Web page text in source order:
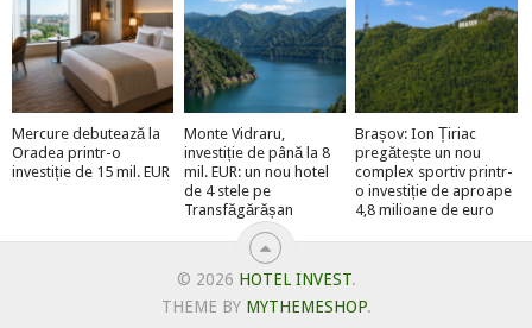
Mercure debutează la
Oradea printr-o
investiție de 15 mil. EUR
Monte Vidraru,
investiție de până la 8
mil. EUR: un nou hotel
de 4 stele pe
Transfăgărășan
Brașov: Ion Țiriac
pregătește un nou
complex sportiv printr-
o investiție de aproape
4,8 milioane de euro
© 2026 HOTEL INVEST.
THEME BY MYTHEMESHOP.